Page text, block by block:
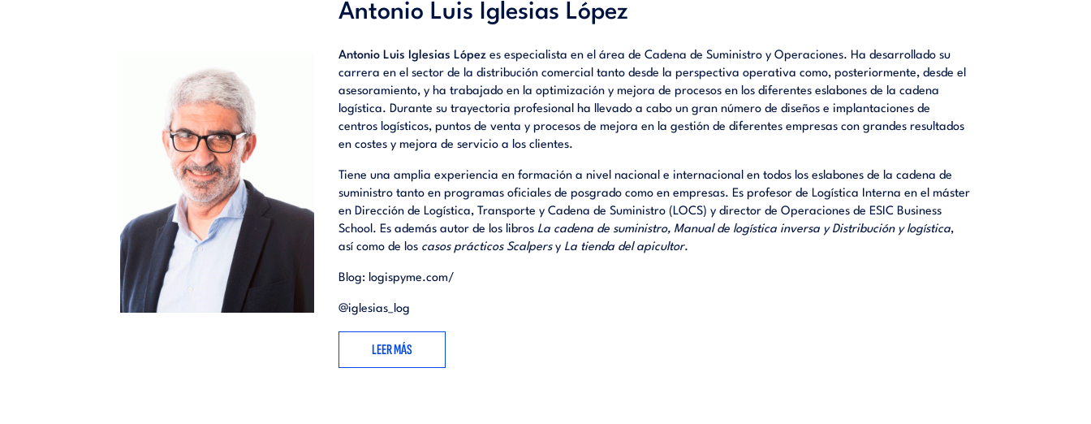
Antonio Luis Iglesias López
Antonio Luis Iglesias López es especialista en el área de Cadena de Suministro y Operaciones. Ha desarrollado su
carrera en el sector de la distribución comercial tanto desde la perspectiva operativa como, posteriormente, desde el
asesoramiento, y ha trabajado en la optimización y mejora de procesos en los diferentes eslabones de la cadena
logística. Durante su trayectoria profesional ha llevado a cabo un gran número de diseños e implantaciones de
centros logísticos, puntos de venta y procesos de mejora en la gestión de diferentes empresas con grandes resultados
en costes y mejora de servicio a los clientes.
Tiene una amplia experiencia en formación a nivel nacional e internacional en todos los eslabones de la cadena de
suministro tanto en programas oficiales de posgrado como en empresas. Es profesor de Logística Interna en el máster
en Dirección de Logística, Transporte y Cadena de Suministro (LOCS) y director de Operaciones de ESIC Business
School. Es además autor de los libros La cadena de suministro, Manual de logística inversa y Distribución y logística,
así como de los casos prácticos Scalpersy La tienda del apicultor.
Blog:logispyme.com/
@iglesias_log
LEER MÁS